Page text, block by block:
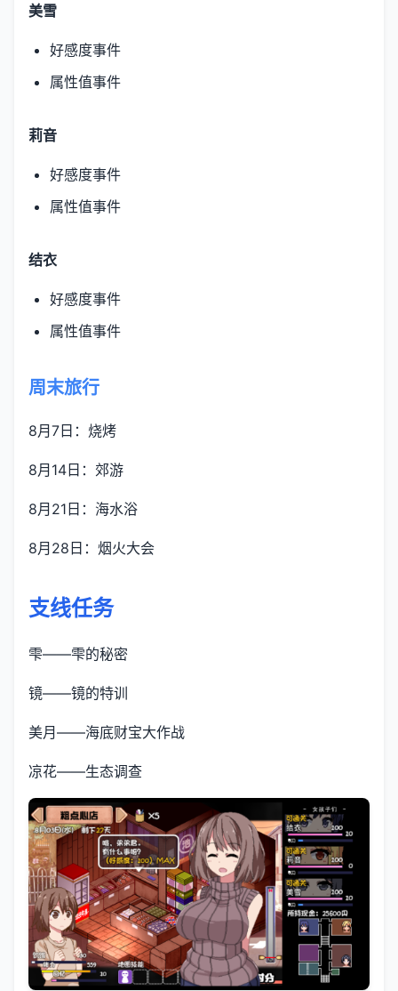
美雪
好感度事件
属性值事件
莉音
好感度事件
属性值事件
结衣
好感度事件
属性值事件
周末旅行
8月7日：烧烤
8月14日：郊游
8月21日：海水浴
8月28日：烟火大会
支线任务
雫——雫的秘密
镜——镜的特训
美月——海底财宝大作战
凉花——生态调查